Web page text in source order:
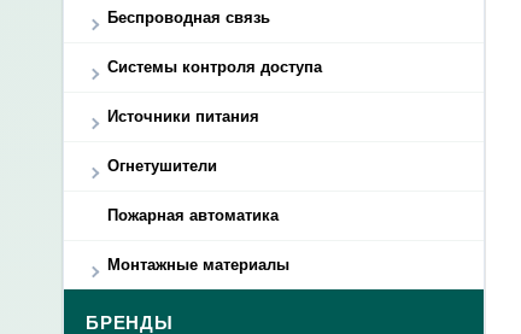
Беспроводная связь
Системы контроля доступа
Источники питания
Огнетушители
Пожарная автоматика
Монтажные материалы
БРЕНДЫ